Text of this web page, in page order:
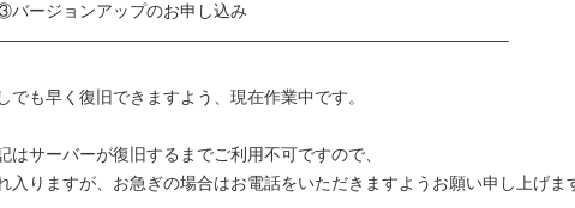
ージョンアップのお申し込み
でも早く復旧できますよう、現在作業中です。
はサーバーが復旧するまでご利用不可ですので、
入りますが、お急ぎの場合はお電話をいただきますようお願い申し上げま